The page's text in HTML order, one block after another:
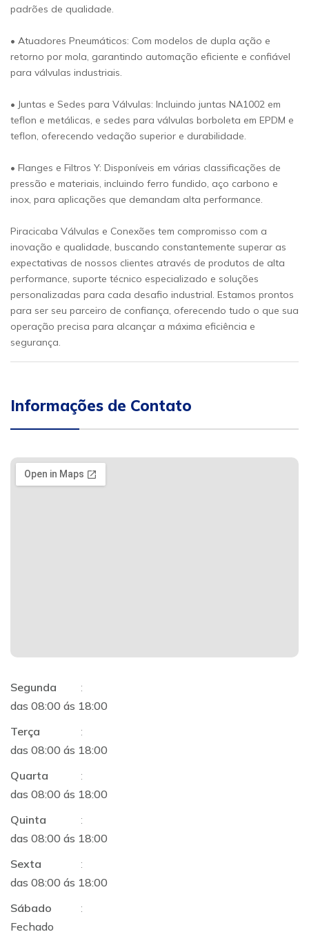
padrões de qualidade.
• Atuadores Pneumáticos: Com modelos de dupla ação e
retorno por mola, garantindo automação eficiente e confiável
para válvulas industriais.
• Juntas e Sedes para Válvulas: Incluindo juntas NA1002 em
teflon e metálicas, e sedes para válvulas borboleta em EPDM e
teflon, oferecendo vedação superior e durabilidade.
• Flanges e Filtros Y: Disponíveis em várias classificações de
pressão e materiais, incluindo ferro fundido, aço carbono e
inox, para aplicações que demandam alta performance.
Piracicaba Válvulas e Conexões tem compromisso com a
inovação e qualidade, buscando constantemente superar as
expectativas de nossos clientes através de produtos de alta
performance, suporte técnico especializado e soluções
personalizadas para cada desafio industrial. Estamos prontos
para ser seu parceiro de confiança, oferecendo tudo o que sua
operação precisa para alcançar a máxima eficiência e
segurança.
Informações de Contato
Segunda
:
das 08:00 ás 18:00
Terça
:
das 08:00 ás 18:00
Quarta
:
das 08:00 ás 18:00
Quinta
:
das 08:00 ás 18:00
Sexta
:
das 08:00 ás 18:00
Sábado
:
Fechado